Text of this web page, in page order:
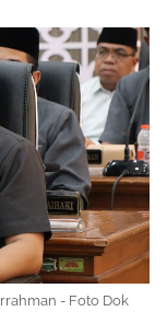
- Foto Dok